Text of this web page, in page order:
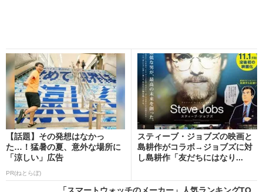
【話題】その発想はなかっ
た…！猛暑の夏、意外な場所に
「涼しい」広告
PR(ねとらぼ)
スティーブ・ジョブズの映画と
島耕作がコラボ→ジョブズに対
し島耕作「友だちにはなり...